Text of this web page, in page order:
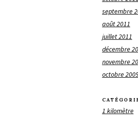
septembre
août 2011
juillet 2011
décembre
novembre
octobre
1 kilomètre